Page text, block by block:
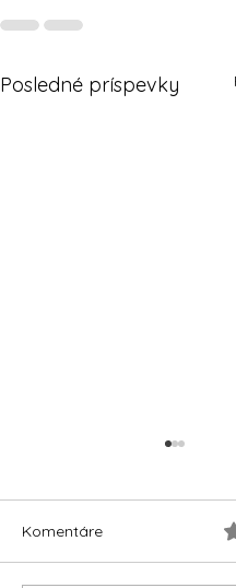
Posledné príspevky
Komentáre